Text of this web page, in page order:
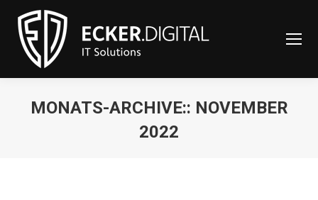
content
MONATS-ARCHIVE:: NOVEMBER
2022